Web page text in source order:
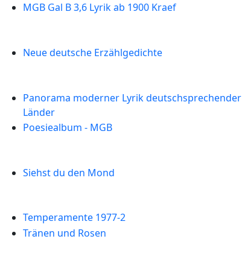
MGB Gal B 3,6 Lyrik ab 1900 Kraef
Neue deutsche Erzählgedichte
Panorama moderner Lyrik deutschsprechender
Länder
Poesiealbum - MGB
Siehst du den Mond
Temperamente 1977-2
Tränen und Rosen